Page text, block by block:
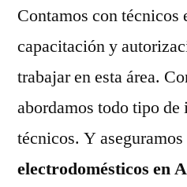
Contamos con técnicos
capacitación y
trabajar en esta área.
abordamos todo tipo de
técnicos. Y
electrodomésticos en